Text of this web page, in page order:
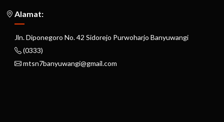
Alamat:
Jln. Diponegoro No. 42 Sidorejo Purwoharjo Banyuwangi
(0333)
mtsn7banyuwangi@gmail.com